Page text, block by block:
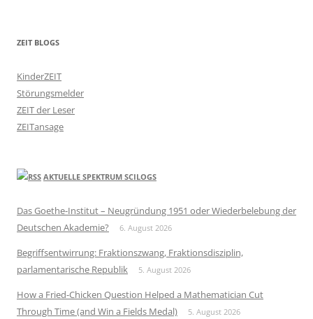
ZEIT BLOGS
KinderZEIT
Störungsmelder
ZEIT der Leser
ZEITansage
AKTUELLE SPEKTRUM SCILOGS
Das Goethe-Institut – Neugründung 1951 oder Wiederbelebung der
Deutschen Akademie?
6. August 2026
Begriffsentwirrung: Fraktionszwang, Fraktionsdisziplin,
parlamentarische Republik
5. August 2026
How a Fried-Chicken Question Helped a Mathematician Cut
Through Time (and Win a Fields Medal)
5. August 2026